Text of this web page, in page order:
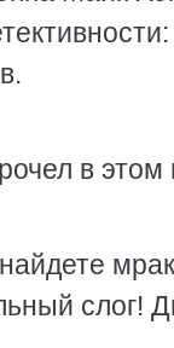
в этом
слог!